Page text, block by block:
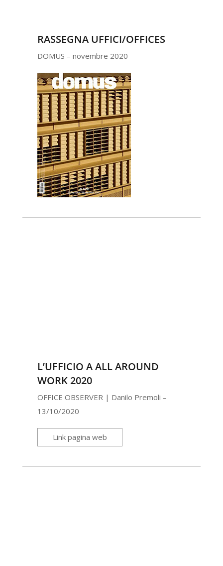
RASSEGNA UFFICI/OFFICES
DOMUS – novembre 2020
L’UFFICIO A ALL AROUND
WORK 2020
OFFICE OBSERVER | Danilo Premoli –
13/10/2020
Link pagina web